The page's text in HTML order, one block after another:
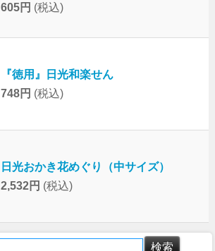
605円 (税込)
『徳用』日光和楽せん
748円 (税込)
日光おかき花めぐり（中サイズ）
2,532円 (税込)